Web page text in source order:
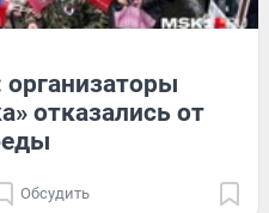
отказались от
Обсудить